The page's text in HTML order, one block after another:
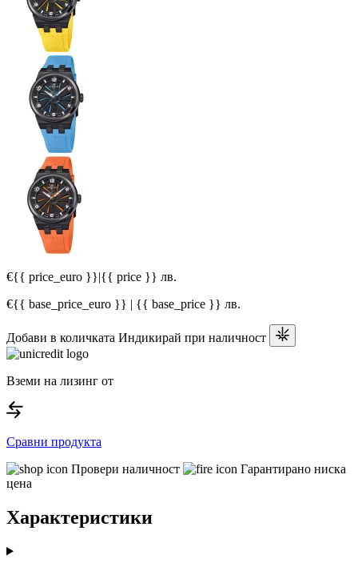
€{{ price_euro }}|{{ price }} лв.
€{{ base_price_euro }} | {{ base_price }} лв.
Добави в количката Индикирай при наличност
Вземи на лизинг от
Сравни продукта
Провери наличност
Гарантирано ниска
цена
Характеристики